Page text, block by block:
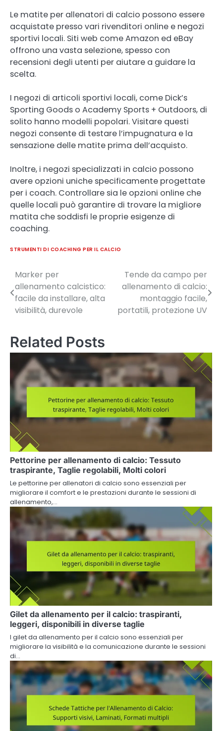
Le matite per allenatori di calcio possono essere
acquistate presso vari rivenditori online e negozi
sportivi locali. Siti web come Amazon ed eBay
offrono una vasta selezione, spesso con
recensioni degli utenti per aiutare a guidare la
scelta.
I negozi di articoli sportivi locali, come Dick’s
Sporting Goods o Academy Sports + Outdoors, di
solito hanno modelli popolari. Visitare questi
negozi consente di testare l’impugnatura e la
sensazione delle matite prima dell’acquisto.
Inoltre, i negozi specializzati in calcio possono
avere opzioni uniche specificamente progettate
per i coach. Controllare sia le opzioni online che
quelle locali può garantire di trovare la migliore
matita che soddisfi le proprie esigenze di
coaching.
STRUMENTI DI COACHING PER IL CALCIO
Post
navigation
Marker per
allenamento calcistico:
facile da installare, alta
visibilità, durevole
Tende da campo per
allenamento di calcio:
montaggio facile,
portatili, protezione UV
Related Posts
Pettorine per allenamento di calcio: Tessuto
traspirante, Taglie regolabili, Molti colori
Le pettorine per allenatori di calcio sono essenziali per
migliorare il comfort e le prestazioni durante le sessioni di
allenamento,…
Gilet da allenamento per il calcio: traspiranti,
leggeri, disponibili in diverse taglie
I gilet da allenamento per il calcio sono essenziali per
migliorare la visibilità e la comunicazione durante le sessioni
di…